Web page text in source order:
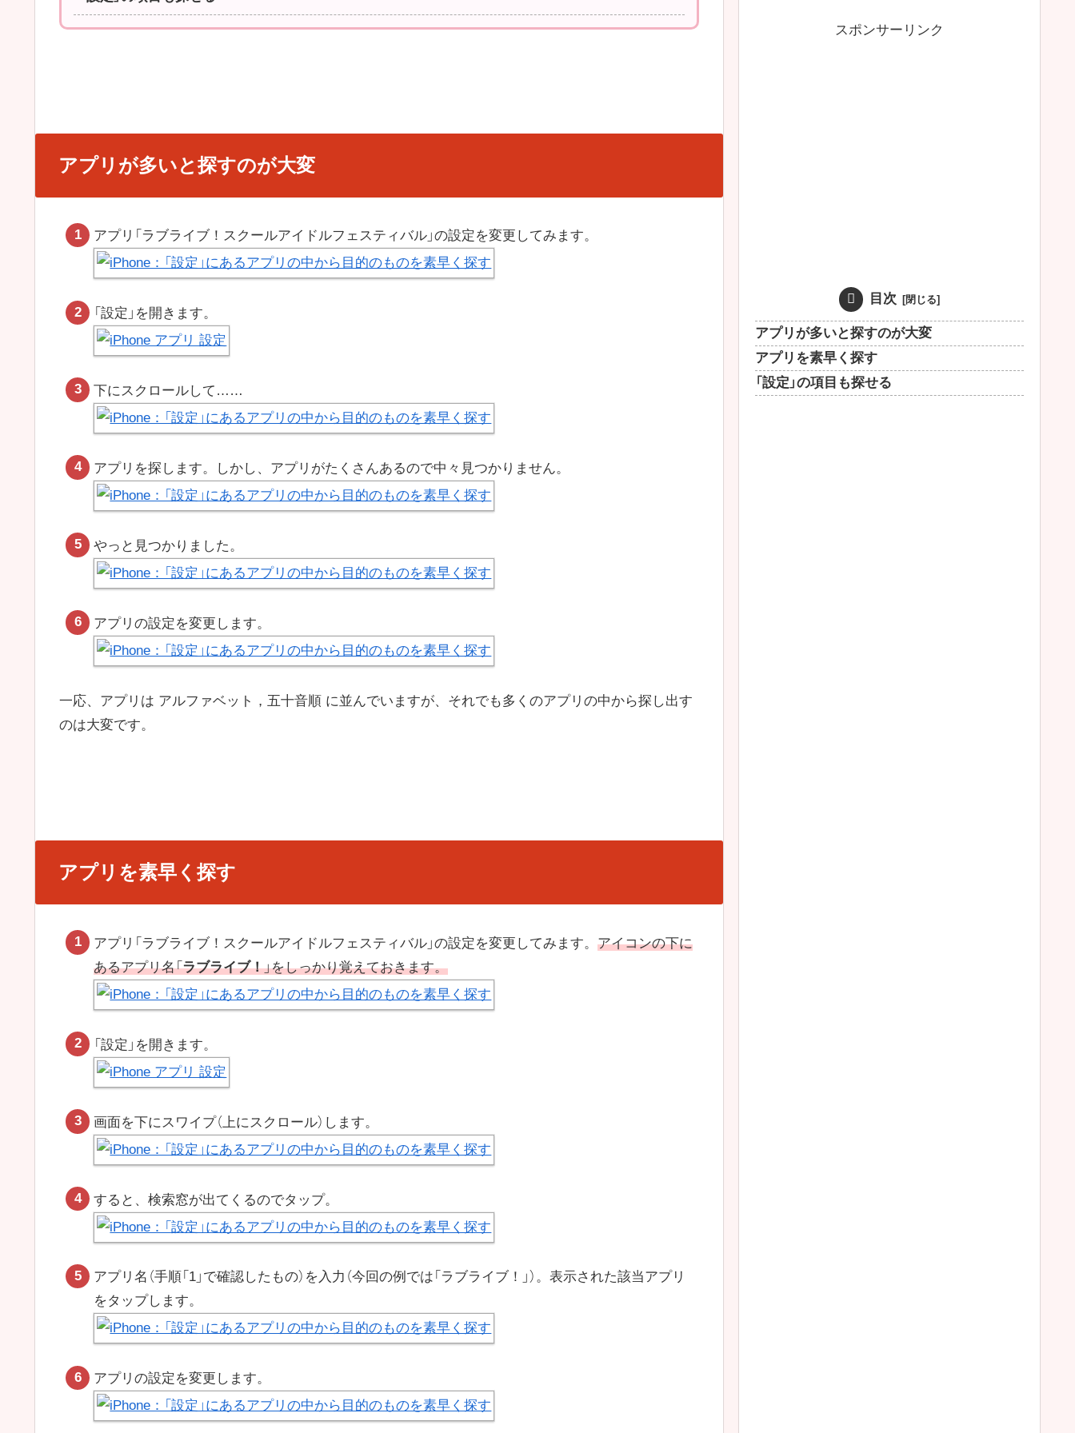
アプリが多いと探すのが大変
アプリ「ラブライブ！スクールアイドルフェスティバル」の設定を変更してみます。
「設定」を開きます。
下にスクロールして……
アプリを探します。しかし、アプリがたくさんあるので中々見つかりません。
やっと見つかりました。
アプリの設定を変更します。
一応、アプリは アルファベット，五十音順 に並んでいますが、それでも多くのアプリの中から探し出す
のは大変です。
アプリを素早く探す
アプリ「ラブライブ！スクールアイドルフェスティバル」の設定を変更してみます。アイコンの下に
あるアプリ名「ラブライブ！」をしっかり覚えておきます。
「設定」を開きます。
画面を下にスワイプ（上にスクロール）します。
すると、検索窓が出てくるのでタップ。
アプリ名（手順「1」で確認したもの）を入力（今回の例では「ラブライブ！」）。表示された該当アプリ
をタップします。
アプリの設定を変更します。
スポンサーリンク
目次
アプリが多いと探すのが大変
アプリを素早く探す
「設定」の項目も探せる